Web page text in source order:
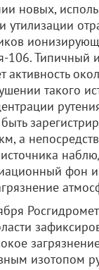
новых,
утилизации
106. Типичный
активность
такого
а
фон и
изотопом